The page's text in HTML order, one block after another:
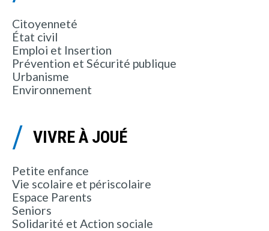
Citoyenneté
État civil
Emploi et Insertion
Prévention et Sécurité publique
Urbanisme
Environnement
VIVRE À JOUÉ
Petite enfance
Vie scolaire et périscolaire
Espace Parents
Seniors
Solidarité et Action sociale